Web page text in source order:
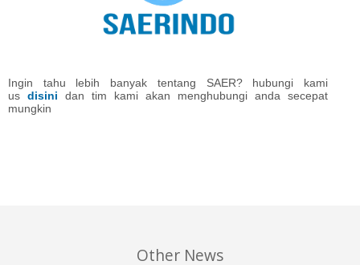
Ingin tahu lebih banyak tentang SAER? hubungi kami
us disini dan tim kami akan menghubungi anda secepat
mungkin
Other News